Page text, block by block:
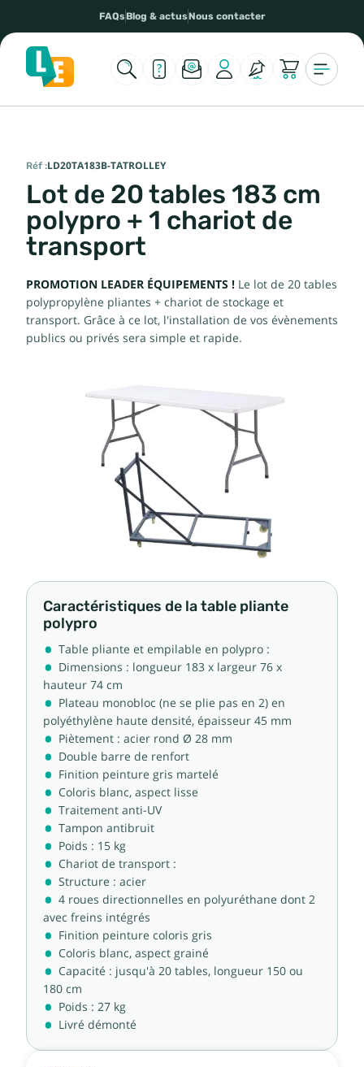
FAQsBlog & actusNous contacter
Réf :LD20TA183B-TATROLLEY
Lot de 20 tables 183 cm
polypro + 1 chariot de
transport
PROMOTION LEADER ÉQUIPEMENTS ! Le lot de 20 tables
polypropylène pliantes + chariot de stockage et
transport. Grâce à ce lot, l'installation de vos évènements
publics ou privés sera simple et rapide.
Caractéristiques de la table pliante
polypro
Table pliante et empilable en polypro :
Dimensions : longueur 183 x largeur 76 x
hauteur 74 cm
Plateau monobloc (ne se plie pas en 2) en
polyéthylène haute densité, épaisseur 45 mm
Piètement : acier rond Ø 28 mm
Double barre de renfort
Finition peinture gris martelé
Coloris blanc, aspect lisse
Traitement anti-UV
Tampon antibruit
Poids : 15 kg
Chariot de transport :
Structure : acier
4 roues directionnelles en polyuréthane dont 2
avec freins intégrés
Finition peinture coloris gris
Coloris blanc, aspect grainé
Capacité : jusqu'à 20 tables, longueur 150 ou
180 cm
Poids : 27 kg
Livré démonté